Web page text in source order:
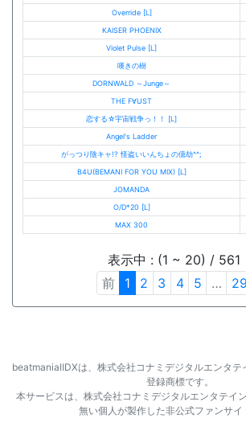
Override [L]
KAISER PHOENIX
Violet Pulse [L]
嘆きの樹
DORNWALD ～Junge～
THE F∀UST
恋する☆宇宙戦争っ！！ [L]
Angel's Ladder
がっつり陰キャ!? 怪盗いいんちょの億劫^^;
B4U(BEMANI FOR YOU MIX) [L]
JOMANDA
O/D*20 [L]
MAX 300
表示中 : (1 ~ 20) / 561
前
1 2 3 4 5 … 29
beatmaniaⅡDXは、株式会社コナミデジタルエンタテ
登録商標です。
本サービスは、株式会社コナミデジタルエンタテイ
無い個人が製作した非公式ファンサイ